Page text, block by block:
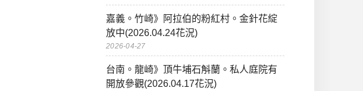
嘉義。竹崎》阿拉伯的粉紅村。金針花綻
放中(2026.04.24花況)
2026-04-27
台南。龍崎》頂牛埔石斛蘭。私人庭院有
開放參觀(2026.04.17花況)